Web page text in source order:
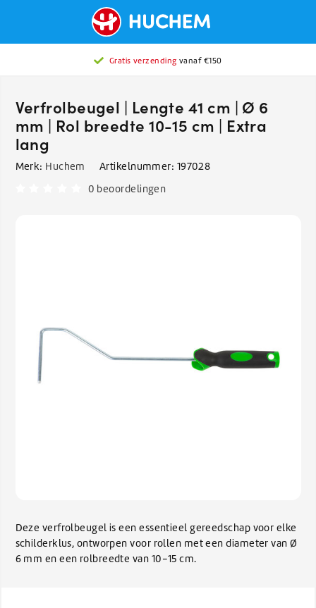
Gratis verzending vanaf €150
Verfrolbeugel | Lengte 41 cm | Ø 6
mm | Rol breedte 10-15 cm | Extra
lang
Merk: Huchem Artikelnummer: 197028
0 beoordelingen
Deze verfrolbeugel is een essentieel gereedschap voor elke
schilderklus, ontworpen voor rollen met een diameter van Ø
6 mm en een rolbreedte van 10-15 cm.